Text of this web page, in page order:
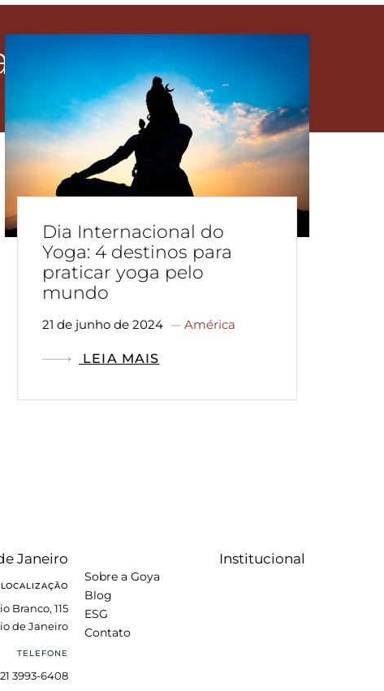
Dia Internacional do
Yoga: 4 destinos para
praticar yoga pelo
mundo
21 de junho de 2024 América
LEIA MAIS
Janeiro
LOCALIZAÇÃO
Branco, 115
de Janeiro
TELEFONE
3993-6408
Institucional
Sobre a Goya
Blog
ESG
Contato